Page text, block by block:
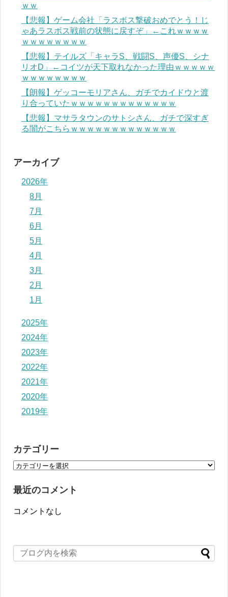
ｗｗ
【悲報】ゲーム会社「ラスボス撃破おめでとう！じ
ゃあラスボス戦前の状態に戻すぞ」←これｗｗｗｗ
ｗｗｗｗｗｗｗｗ
【悲報】テイルズ「キャラS、戦闘S、声優S、シナ
リオD」←コイツが天下取れなかった理由ｗｗｗｗｗ
ｗｗｗｗｗｗｗｗ
【朗報】ゲッコーモリアさん、ガチでカイドウと渡
り合っていたｗｗｗｗｗｗｗｗｗｗｗｗｗ
【悲報】マサラタウンのサトシさん、ガチで深すぎ
る闇がこちらｗｗｗｗｗｗｗｗｗｗｗｗｗ
アーカイブ
2026年
8月
7月
6月
5月
4月
3月
2月
1月
2025年
2024年
2023年
2022年
2021年
2020年
2019年
カテゴリー
最近のコメント
コメントなし